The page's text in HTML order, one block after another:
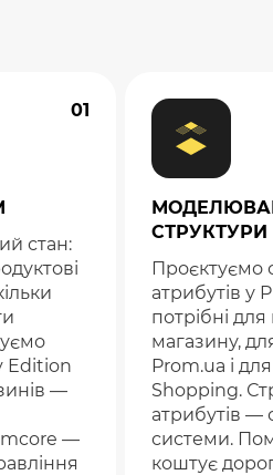
01
стан:
Edition
—
—
Проєктуємо
атрибутів у
потрібні
магазину,
Prom.ua і
Shopping.
атрибутів —
системи.
коштує